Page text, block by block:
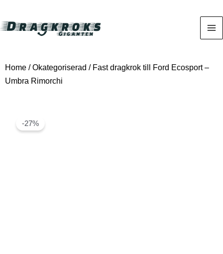
Home /Okategoriserad / Fast dragkrok till Ford Ecosport –
Umbra Rimorchi
-27%